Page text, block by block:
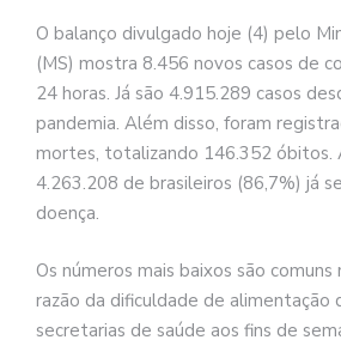
O balanço divulgado hoje (4) pelo
(MS) mostra 8.456 novos casos de
24 horas. Já são 4.915.289 casos
pandemia. Além disso, foram
mortes, totalizando 146.352 óbitos.
4.263.208 de brasileiros (86,7%) já
doença.
Os números mais baixos são
razão da dificuldade de alimentação
secretarias de saúde aos fins de